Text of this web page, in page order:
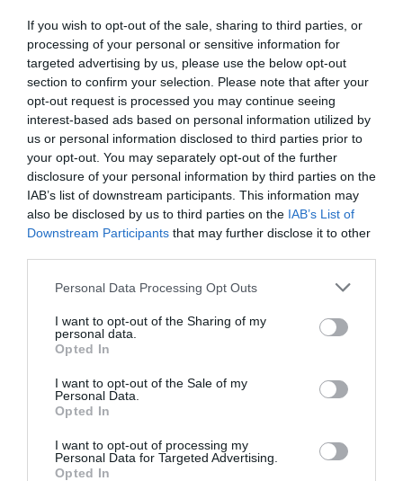
If you wish to opt-out of the sale, sharing to third parties, or
processing of your personal or sensitive information for
targeted advertising by us, please use the below opt-out
section to confirm your selection. Please note that after your
opt-out request is processed you may continue seeing
interest-based ads based on personal information utilized by
us or personal information disclosed to third parties prior to
your opt-out. You may separately opt-out of the further
disclosure of your personal information by third parties on the
IAB’s list of downstream participants. This information may
also be disclosed by us to third parties on the IAB’s List of
Downstream Participants that may further disclose it to other
Please note that this website/app uses one or more Google
not limited to your visit or usage behaviour. You may click to
grant or deny consent to Google and its third-party tags to
use your data for below specified purposes in below Google
consent section.
Personal Data Processing Opt Outs
I want to opt-out of the Sharing of my
personal data.
Opted In
I want to opt-out of the Sale of my
Personal Data.
Opted In
I want to opt-out of processing my
Personal Data for Targeted Advertising.
Opted In
παρεμβάσεων της Αυτοδιοίκησης. Από την
πλευρά του, ο Υπουργός Εσωτερικών
Θεόδωρος Λιβάνιος χαρακτήρισε τον νέο
Κώδικα προϊόν μιας μακράς και
συστηματικής διαδικασίας διαβούλευσης,
επισημαίνοντας ότι βασικός στόχος είναι η
απλοποίηση των διαδικασιών, η μείωση της
γραφειοκρατίας, η ενίσχυση της
αποτελεσματικότητας των Δήμων και η
βελτίωση της οικονομικής τους διαχείρισης,
με πρόνοια για τις ιδιαίτερες ανάγκες τόσο
των μεγάλων αστικών κέντρων όσο και των
ορεινών και νησιωτικών περιοχών της
χώρας.